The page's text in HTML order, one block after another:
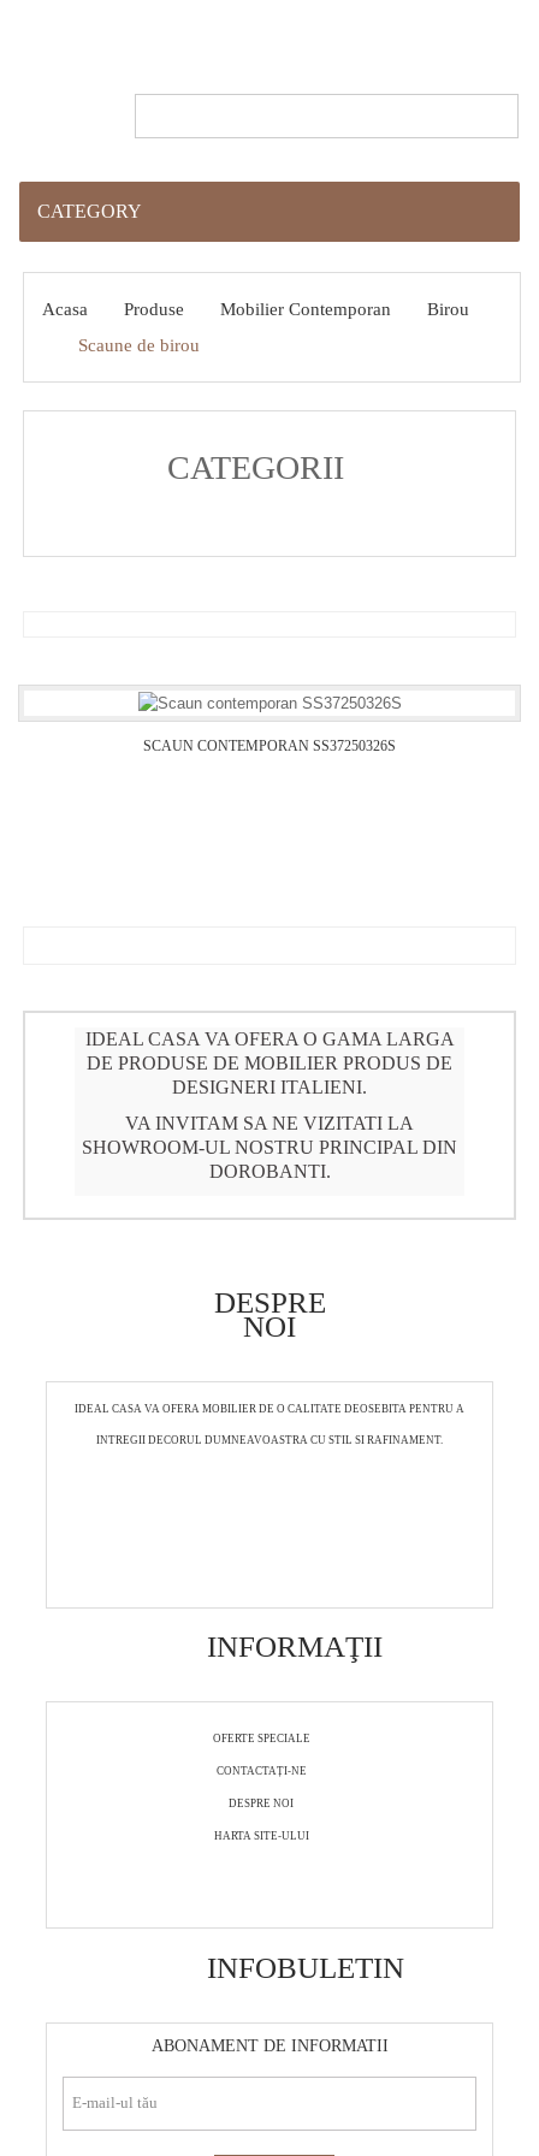
CATEGORY
Acasa Produse Mobilier Contemporan
Birou
Scaune de birou
CATEGORII
SCAUN CONTEMPORAN SS37250326S
IDEAL CASA VA OFERA O GAMA LARGA
DE PRODUSE DE MOBILIER PRODUS DE
DESIGNERI ITALIENI.
VA INVITAM SA NE VIZITATI LA
SHOWROOM-UL NOSTRU PRINCIPAL DIN
DOROBANTI.
DESPRE
NOI
IDEAL CASA VA OFERA MOBILIER DE O CALITATE DEOSEBITA PENTRU A
INTREGII DECORUL DUMNEAVOASTRA CU STIL SI RAFINAMENT.
INFORMAŢII
OFERTE SPECIALE
CONTACTAȚI-NE
DESPRE NOI
HARTA SITE-ULUI
INFOBULETIN
ABONAMENT DE INFORMATII